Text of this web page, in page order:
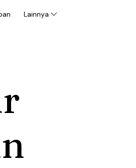
Lainnya